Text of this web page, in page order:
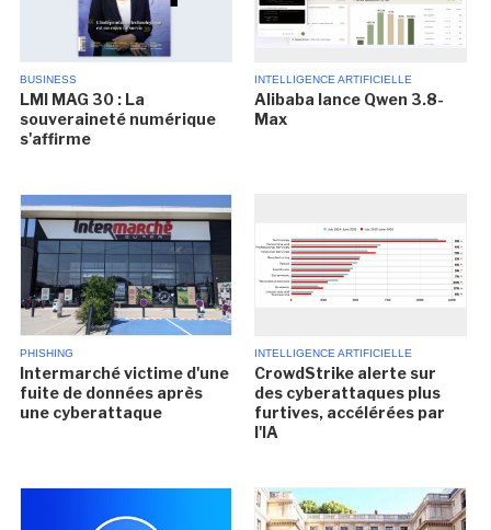
BUSINESS
LMI MAG 30 : La
souveraineté numérique
s'affirme
INTELLIGENCE ARTIFICIELLE
Alibaba lance Qwen 3.8-
Max
PHISHING
Intermarché victime d'une
fuite de données après
une cyberattaque
INTELLIGENCE ARTIFICIELLE
CrowdStrike alerte sur
des cyberattaques plus
furtives, accélérées par
l'IA